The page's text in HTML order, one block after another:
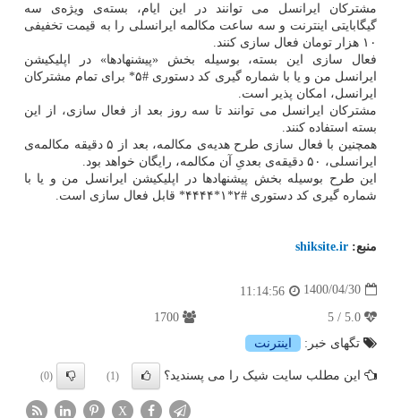
مشترکان ایرانسل می توانند در این ایام، بسته‌ی ویژه‌ی سه
گیگابایتی اینترنت و سه ساعت مکالمه ایرانسلی را به قیمت تخفیفی
۱۰ هزار تومان فعال سازی کنند.
فعال سازی این بسته، بوسیله بخش «پیشنهادها» در اپلیکیشن
ایرانسل من و یا با شماره گیری کد دستوری #۵* برای تمام مشترکان
ایرانسل، امکان پذیر است.
مشترکان ایرانسل می توانند تا سه روز بعد از فعال سازی، از این
بسته استفاده کنند.
همچنین با فعال سازی طرح هدیه‌ی مکالمه، بعد از ۵ دقیقه مکالمه‌ی
ایرانسلی، ۵۰ دقیقه‌ی بعدیِ آن مکالمه، رایگان خواهد بود.
این طرح بوسیله بخش پیشنهادها در اپلیکیشن ایرانسل من و یا با
شماره گیری کد دستوری #۲*۱*۴۴۴۴* قابل فعال سازی است.
منبع: shiksite.ir
1400/04/30
11:14:56
تگهای خبر:
اینترنت
این مطلب سایت شیک را می پسندید؟ (1)
(0)
X